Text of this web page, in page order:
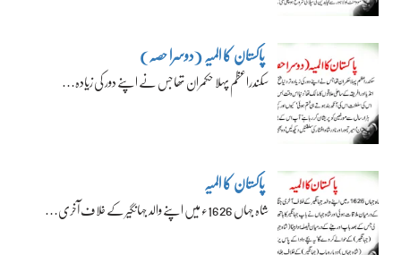
پاکستان کا المیہ (دوسرا حصہ)
سکندراعظم پہلا حکمران تھا جس نے اپنے دور کی زیادہ…
پاکستان کا المیہ
شاہ جہاں 1626ء میں اپنے والد جہانگیر کے خلاف آخری…